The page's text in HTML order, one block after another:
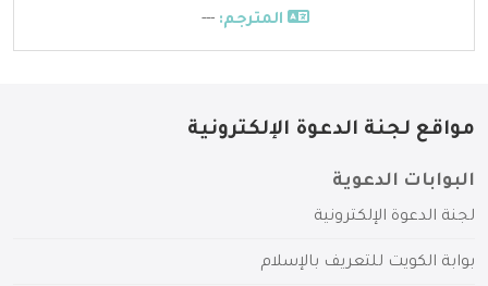
المترجم: ---
مواقع لجنة الدعوة الإلكترونية
البوابات الدعوية
لجنة الدعوة الإلكترونية
بوابة الكويت للتعريف بالإسلام